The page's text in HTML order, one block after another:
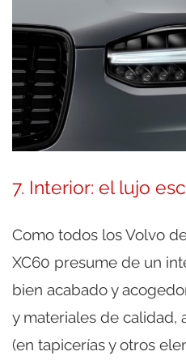
7. Interior: el lujo
Como todos los Volvo
XC60 presume de un
bien acabado y
y materiales de calidad,
(en tapicerías y otros